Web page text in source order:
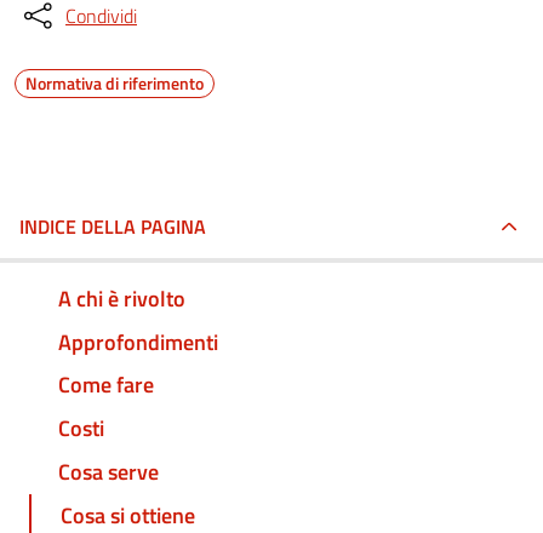
Condividi
Normativa di riferimento
INDICE DELLA PAGINA
A chi è rivolto
Approfondimenti
Come fare
Costi
Cosa serve
Cosa si ottiene